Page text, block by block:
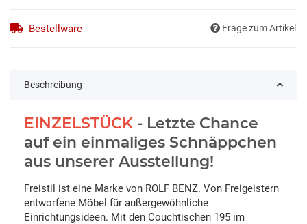
Bestellware Frage zum Artikel
Beschreibung
EINZELSTÜCK - Letzte Chance
auf ein einmaliges Schnäppchen
aus unserer Ausstellung!
Freistil ist eine Marke von ROLF BENZ. Von Freigeistern
entworfene Möbel für außergewöhnliche
Einrichtungsideen. Mit den Couchtischen 195 im